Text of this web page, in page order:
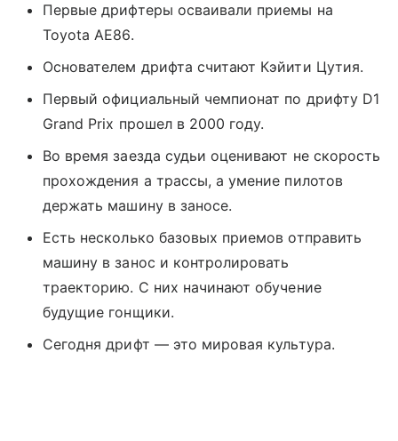
Первые дрифтеры осваивали приемы на
Toyota AE86.
Основателем дрифта считают Кэйити Цутия.
Первый официальный чемпионат по дрифту D1
Grand Prix прошел в 2000 году.
Во время заезда судьи оценивают не скорость
прохождения а трассы, а умение пилотов
держать машину в заносе.
Есть несколько базовых приемов отправить
машину в занос и контролировать
траекторию. С них начинают обучение
будущие гонщики.
Сегодня дрифт — это мировая культура.